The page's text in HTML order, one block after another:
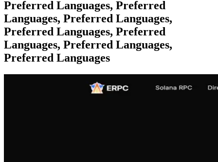
Preferred Languages, Preferred
Languages, Preferred Languages,
Preferred Languages, Preferred
Languages, Preferred Languages,
Preferred Languages